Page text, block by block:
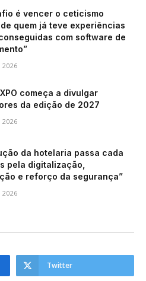
é vencer o ceticismo
quem já teve experiências
com software de
2026
começa a divulgar
da edição de 2027
2026
da hotelaria passa cada
pela digitalização,
e reforço da segurança”
2026
Twitter